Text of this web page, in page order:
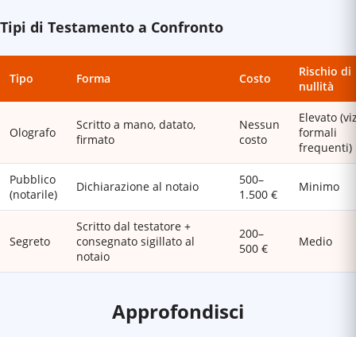
Tipi di Testamento a Confronto
Tipo Forma Costo
Rischio di
nullità
Olografo
Scritto a mano, datato,
firmato
Nessun
costo
Elevato
formali
frequenti)
Pubblico
(notarile)
Dichiarazione al notaio
500–
1.500 €
Minimo
Segreto
Scritto dal testatore +
consegnato sigillato al
notaio
200–
500 €
Medio
Approfondisci